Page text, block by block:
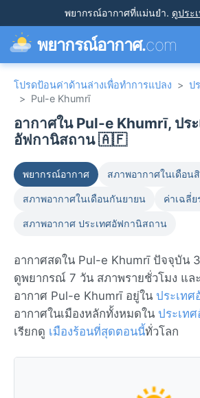
พยากรณ์อากาศที่แม่นยำ. ดูประ
พยากรณ์อากาศ.com
โปรดป้อนค่าด้านล่างเพื่อทำการแปลง > ป
> Pul-e Khumrī
อากาศใน Pul-e Khumrī, ปร
อัฟกานิสถาน 🇦🇫
พยากรณ์อากาศ สภาพอากาศในเดือน
สภาพอากาศในเดือนกันยายน ค่าเฉลี่ย
สภาพอากาศ ประเทศอัฟกานิสถาน
อากาศสดใน Pul-e Khumrī ปัจจุบัน
ดูพยากรณ์ 7 วัน สภาพรายชั่วโมง แ
อากาศ Pul-e Khumrī อยู่ใน ประเท
อากาศในเมืองหลักทั้งหมดใน ประเท
เรียกดู เมืองร้อนที่สุดตอนนี้ทั่วโลก